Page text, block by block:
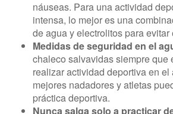
náuseas. Para una actividad
intensa, lo mejor es una
de agua y electrolitos para evitar
Medidas de seguridad en el
chaleco salvavidas siempre que
realizar actividad deportiva en
mejores nadadores y atletas
práctica deportiva.
Nunca salga solo a practicar